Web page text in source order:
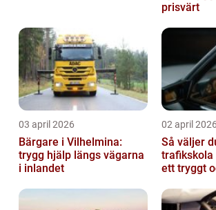
prisvärt
03 april 2026
Bärgare i Vilhelmina:
trygg hjälp längs vägarna
i inlandet
02 april 2026
Så väljer
ett tryggt